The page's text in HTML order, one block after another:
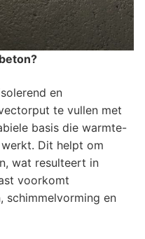
en
te vullen met
basis die warmte-
Dit helpt om
wat resulteert in
voorkomt
schimmelvorming en